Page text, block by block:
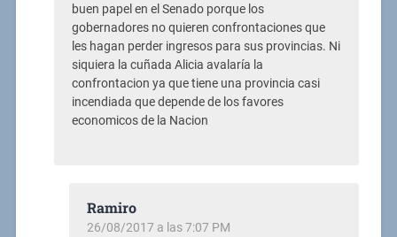
buen papel en el Senado porque los
gobernadores no quieren confrontaciones que
les hagan perder ingresos para sus provincias. Ni
siquiera la cuñada Alicia avalaría la
confrontacion ya que tiene una provincia casi
incendiada que depende de los favores
economicos de la Nacion
Ramiro
26/08/2017 a las 7:07 PM